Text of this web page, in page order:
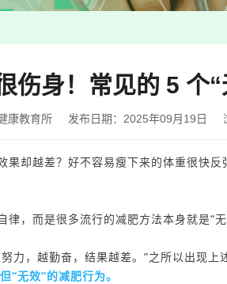
伤身！常见的 5 个
康教育所 发布日期：2025年09月19日
却越差？好不容易瘦下来的体重很快反
，而是很多流行的减肥方法本身就是“无
努力 ，越勤奋，结果越差。 ”之所以出现上
“无效”的减肥行为。